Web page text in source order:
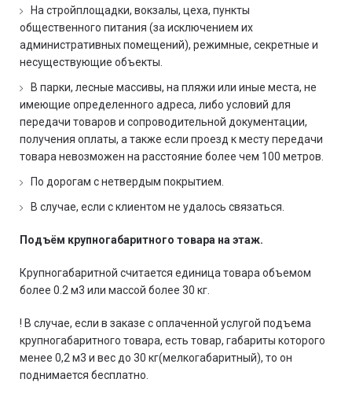
На стройплощадки, вокзалы, цеха, пункты
общественного питания (за исключением их
административных помещений), режимные, секретные и
несуществующие объекты.
В парки, лесные массивы, на пляжи или иные места, не
имеющие определенного адреса, либо условий для
передачи товаров и сопроводительной документации,
получения оплаты, а также если проезд к месту передачи
товара невозможен на расстояние более чем 100 метров.
По дорогам с нетвердым покрытием.
В случае, если с клиентом не удалось связаться.
Подъём крупногабаритного товара на этаж.
Крупногабаритной считается единица товара объемом
более 0.2 м3 или массой более 30 кг.
! В случае, если в заказе с оплаченной услугой подъема
крупногабаритного товара, есть товар, габариты которого
менее 0,2 м3 и вес до 30 кг(мелкогабаритный), то он
поднимается бесплатно.